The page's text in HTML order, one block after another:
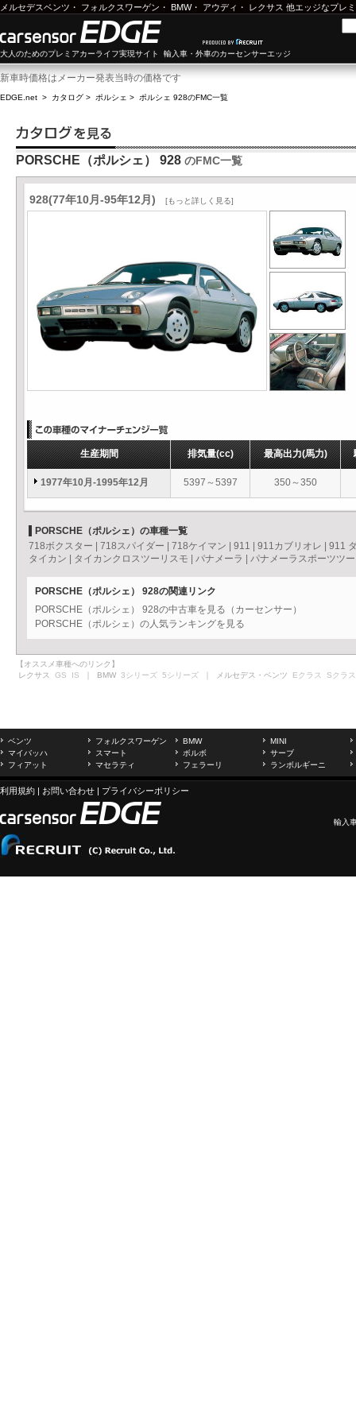
メルセデスベンツ ・ フォルクスワーゲン ・ BMW・ アウディ ・ レクサス 他エッジなプレ
大人のためのプレミアカーライフ実現サイト 輸入車・外車のカーセンサーエッジ
新車時価格はメーカー発表当時の価格です
EDGE.net > カタログ > ポルシェ > ポルシェ 928のFMC一覧
PORSCHE（ポルシェ） 928 のFMC一覧
928(77年10月-95年12月) [もっと詳しく見る]
生産期間 排気量(cc) 最高出力(馬力)
1977年10月-1995年12月 5397～5397 350～350
PORSCHE（ポルシェ）の車種一覧
718ボクスター
718スパイダー 718ケイマン 911 911カブリオレ
911
タイカン
タイカンクロスツーリスモ パナメーラ パナメーラスポーツツ
PORSCHE（ポルシェ） 928の関連リンク
PORSCHE（ポルシェ） 928の中古車を見る（カーセンサー）
PORSCHE（ポルシェ）の人気ランキングを見る
【オススメ車種へのリンク】
レクサス GS IS ｜ BMW 3シリーズ 5シリーズ ｜ メルセデス・ベンツ Eクラス Sクラス
ベンツ フォルクスワーゲン BMW
MINI
マイバッハ
スマート ボルボ
サーブ
フィアット
マセラティ フェラーリ ランボルギーニ
利用規約 | お問い合わせ | プライバシーポリシー
輸入